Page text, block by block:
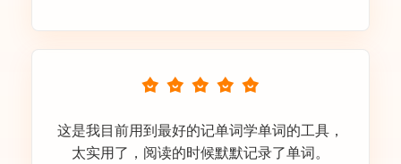
这是我目前用到最好的记单词学单词的工具，
太实用了，阅读的时候默默记录了单词。